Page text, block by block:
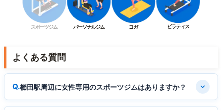
スポーツジム パーソナルジム ヨガ ピラティス
よくある質問
櫛田駅周辺に女性専用のスポーツジムはありますか？